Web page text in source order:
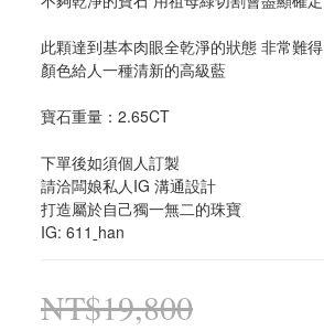
此顆達到基本肉眼全乾淨的狀態 非常難得
顏色給人一種清新的高級藍
寶石重量：2.65CT
下單後如須個人訂製
請洽闆娘私人IG 溝通設計
打造屬於自己獨一無二的珠寶
IG: 611ˍhan
NT$19,800